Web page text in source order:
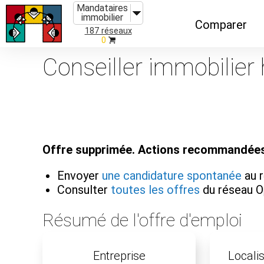
Mandataires
immobilier
187 réseaux
0
Comparer
Caractéristiques
Organismes de
Conseiller immobilier
Offre supprimée. Actions
Envoyer une candidature spontanée au
Consulter toutes les offres du réseau
Résumé de l'offre d'emploi
Entreprise